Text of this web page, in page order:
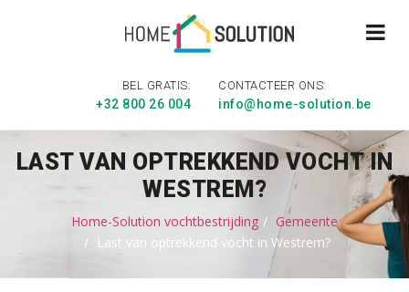
BEL GRATIS:
+32 800 26 004
CONTACTEER ONS:
info@home-solution.be
LAST VAN OPTREKKEND VOCHT IN
WESTREM?
Home-Solution vochtbestrijding
Gemeente
Last van optrekkend vocht in Westrem?